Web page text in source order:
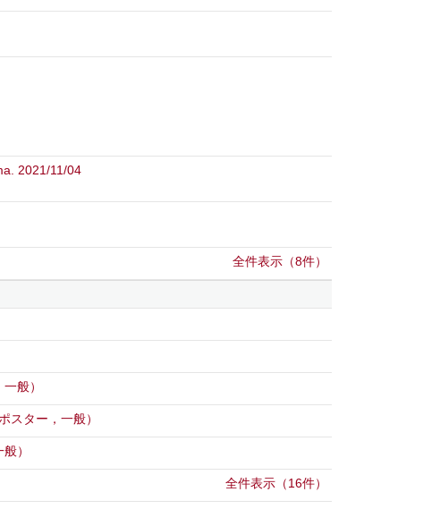
2021/11/04
全件表示（8件）
般）
ポスター，一般）
）
全件表示（16件）